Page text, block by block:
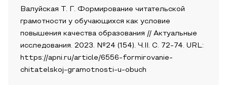
Валуйская Т. Г. Формирование читательской
грамотности у обучающихся как условие
повышения качества образования // Актуальные
исследования. 2023. №24 (154). Ч.II. С. 72-74. URL:
https://apni.ru/article/6556-formirovanie-
chitatelskoj-gramotnosti-u-obuch